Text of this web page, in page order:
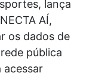
lança
AÍ,
os dados de
pública
acessar